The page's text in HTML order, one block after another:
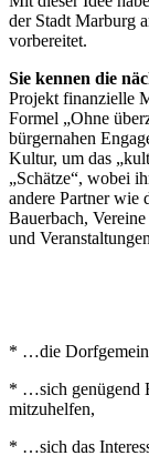
der Stadt Marburg
vorbereitet.
Sie kennen die
Projekt finanzielle
Formel „Ohne
bürgernahen
Kultur, um das
„Schätze“, wobei
andere Partner
Bauerbach,
und
* …die
* …sich genügend
mitzuhelfen,
* …sich das